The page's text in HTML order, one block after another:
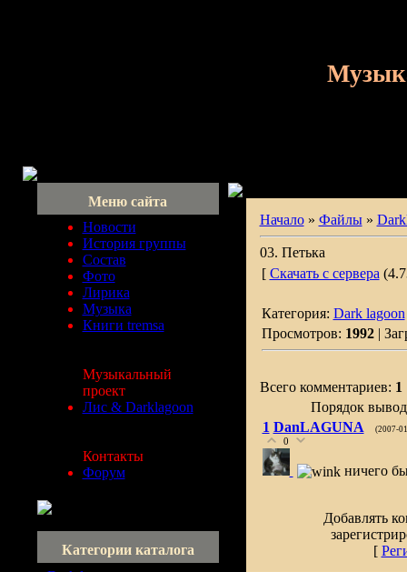
Меню сайта
Новости
История группы
Состав
Фото
Лирика
Музыка
Книги tremsa
Музыкальный
проект
Лис & Darklagoon
Контакты
Форум
Категории каталога
Начало» Файлы»
03. Петька
[ Скачать с сервера
Категория: Dark lagoon
Просмотров: 1992|
Всего комментариев: 1
Порядок
1 DanLAGUNA (2007-
0
ничего
Добавлять
[